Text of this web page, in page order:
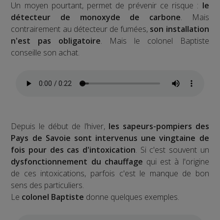
Un moyen pourtant, permet de prévenir ce risque : le
détecteur de monoxyde de carbone. Mais
contrairement au détecteur de fumées, son installation
n'est pas obligatoire. Mais le colonel Baptiste
conseille son achat.
Depuis le début de l’hiver, les sapeurs-pompiers des
Pays de Savoie sont intervenus une vingtaine de
fois pour des cas d'intoxication. Si c'est souvent un
dysfonctionnement du chauffage qui est à l'origine
de ces intoxications, parfois c'est le manque de bon
sens des particuliers.
Le colonel Baptiste donne quelques exemples.